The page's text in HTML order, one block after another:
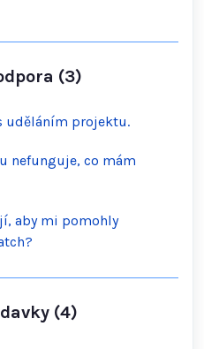
(3)
uděláním projektu.
nefunguje, co mám
aby mi pomohly
(4)